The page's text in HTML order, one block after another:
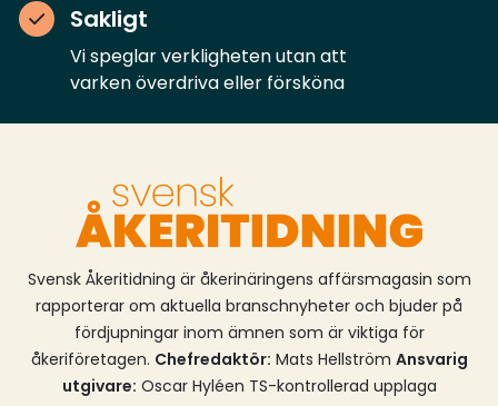
simulatorer som ersättning för vissa delar av
körträningen i grundutbildningen.Ändringarna träder
i kraft den 1 september 2026. Utbildningsanordnare
som har tillstånd att bedriva utbildning i
yrkesförarkompetens kan behöva uppdatera sina
Transportstyrelsen (kostnadsfritt).
Utbildningsanordnare som vill förändra sin utbildning
till att omfatta fjärrundervisning,
distansundervisning (så kallad e-lärande) eller
använda avancerad simulator behöver ansöka om
ändring av befintligt tillstånd (avgiftsbelagd
ansökan).
Sakligt
Vi speglar verkligheten utan att
varken överdriva eller försköna
Svensk Åkeritidning är åkerinäringens affärsmagasin som
rapporterar om aktuella branschnyheter och bjuder på
fördjupningar inom ämnen som är viktiga för
åkeriföretagen. Chefredaktör: Mats Hellström Ansvarig
utgivare: Oscar Hyléen TS-kontrollerad upplaga